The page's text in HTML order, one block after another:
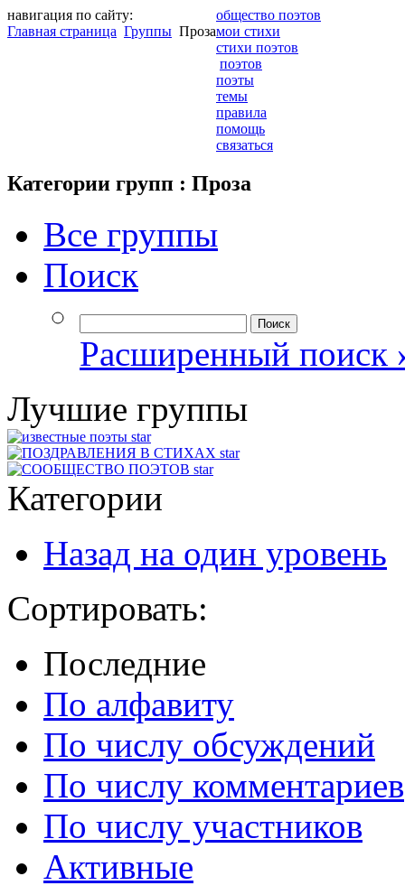
навигация по сайту:
Главная страница Группы Проза
общество поэтов
мои стихи
стихи поэтов
поэтов
поэты
темы
правила
помощь
связаться
Категории групп : Проза
Все группы
Поиск
Расширенный поиск
Лучшие группы
star
star
star
Категории
Назад на один уровень
Сортировать:
Последние
По алфавиту
По числу обсуждений
По числу комментариев
По числу участников
Активные